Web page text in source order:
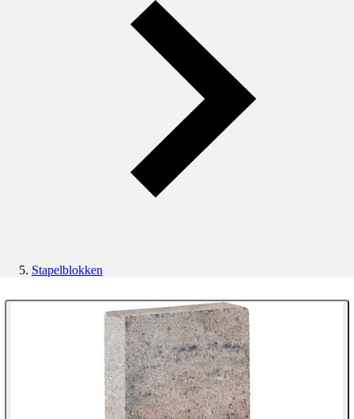
Stapelblokken